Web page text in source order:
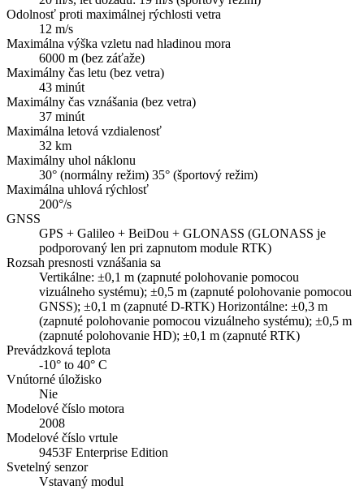
Odolnosť proti maximálnej rýchlosti vetra
12 m/s
Maximálna výška vzletu nad hladinou mora
6000 m (bez záťaže)
Maximálny čas letu (bez vetra)
43 minút
Maximálny čas vznášania (bez vetra)
37 minút
Maximálna letová vzdialenosť
32 km
Maximálny uhol náklonu
30° (normálny režim) 35° (športový režim)
Maximálna uhlová rýchlosť
200°/s
GNSS
GPS + Galileo + BeiDou + GLONASS (GLONASS je
podporovaný len pri zapnutom module RTK)
Rozsah presnosti vznášania sa
Vertikálne: ±0,1 m (zapnuté polohovanie pomocou
vizuálneho systému); ±0,5 m (zapnuté polohovanie pomocou
GNSS); ±0,1 m (zapnuté D-RTK) Horizontálne: ±0,3 m
(zapnuté polohovanie pomocou vizuálneho systému); ±0,5 m
(zapnuté polohovanie HD); ±0,1 m (zapnuté RTK)
Prevádzková teplota
-10° to 40° C
Vnútorné úložisko
Nie
Modelové číslo motora
2008
Modelové číslo vrtule
9453F Enterprise Edition
Svetelný senzor
Vstavaný modul